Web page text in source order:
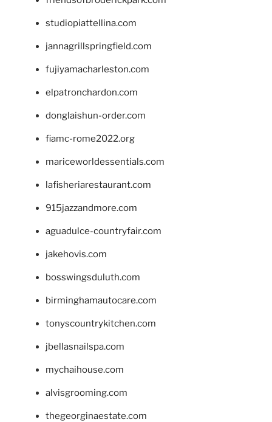
studiopiattellina.com
jannagrillspringfield.com
fujiyamacharleston.com
elpatronchardon.com
donglaishun-order.com
fiamc-rome2022.org
mariceworldessentials.com
lafisheriarestaurant.com
915jazzandmore.com
aguadulce-countryfair.com
jakehovis.com
bosswingsduluth.com
birminghamautocare.com
tonyscountrykitchen.com
jbellasnailspa.com
mychaihouse.com
alvisgrooming.com
thegeorginaestate.com